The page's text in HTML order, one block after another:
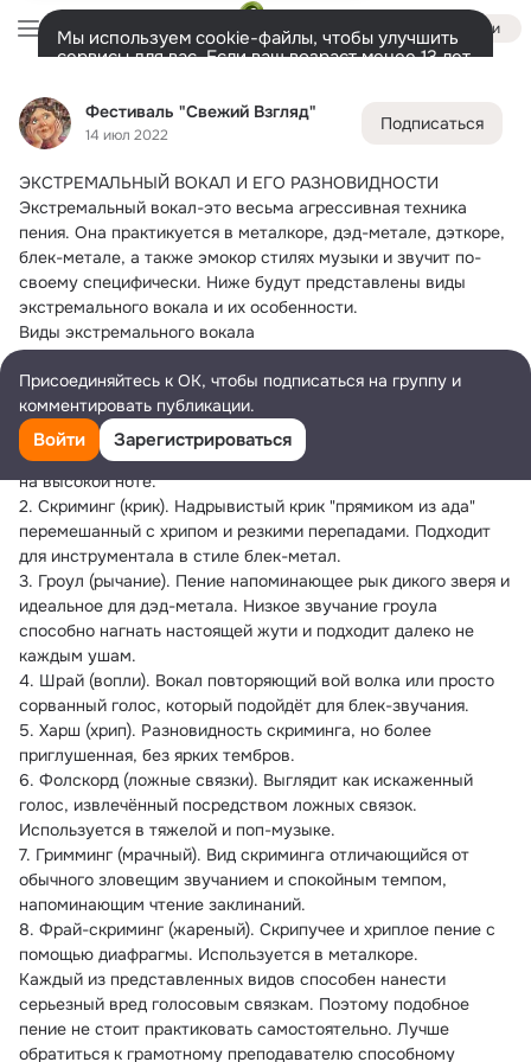
Фестиваль "Свежий Взгляд"
14 июл 2022
Подписаться
ЭКСТРЕМАЛЬНЫЙ ВОКАЛ И ЕГО РАЗНОВИДНОСТИ
Экстремальный вокал-это весьма агрессивная техника
пения. Она практикуется в металкоре, дэд-метале, дэткоре,
блек-метале, а также эмокор стилях музыки и звучит по-
своему специфически. Ниже будут представлены виды
экстремального вокала и их особенности.
Виды экстремального вокала
Данный тип вокала объединяет несколько агрессивных
подач, подходящих под разный инструментал и настроение
текста. Существуют следующие подвиды:
1. Пиг войс (звук свиньи). Название говорит само за себя.
Голос исполнителя представляет слегка хриплые визжания
на высокой ноте.
2. Скриминг (крик). Надрывистый крик "прямиком из ада"
перемешанный с хрипом и резкими перепадами. Подходит
для инструментала в стиле блек-метал.
3. Гроул (рычание). Пение напоминающее рык дикого зверя и
идеальное для дэд-метала. Низкое звучание гроула
способно нагнать настоящей жути и подходит далеко не
каждым ушам.
4. Шрай (вопли). Вокал повторяющий вой волка или просто
сорванный голос, который подойдёт для блек-звучания.
5. Харш (хрип). Разновидность скриминга, но более
приглушенная, без ярких тембров.
6. Фолскорд (ложные связки). Выглядит как искаженный
голос, извлечённый посредством ложных связок.
Используется в тяжелой и поп-музыке.
7. Гримминг (мрачный). Вид скриминга отличающийся от
обычного зловещим звучанием и спокойным темпом,
напоминающим чтение заклинаний.
8. Фрай-скриминг (жареный). Скрипучее и хриплое пение с
помощью диафрагмы. Используется в металкоре.
Каждый из представленных видов способен нанести
серьезный вред голосовым связкам. Поэтому подобное
пение не стоит практиковать самостоятельно. Лучше
обратиться к грамотному преподавателю способному
Войти
Мы используем cookie-файлы, чтобы улучшить
сервисы для вас. Если ваш возраст менее 13 лет,
представитель.
Разрешить все Настроить
Лента Участники Видео Подарки
Дополнительная
колонка
Всё23 Обсуждаемые
Присоединяйтесь к ОК, чтобы подписаться на группу и
комментировать публикации.
Войти Зарегистрироваться